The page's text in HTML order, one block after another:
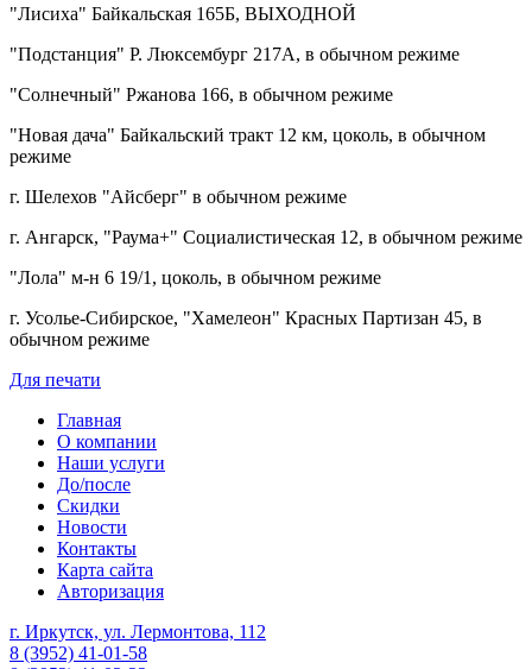
"Лисиха" Байкальская 165Б, ВЫХОДНОЙ
"Подстанция" Р. Люксембург 217А, в обычном режиме
"Солнечный" Ржанова 166, в обычном режиме
"Новая дача" Байкальский тракт 12 км, цоколь, в обычном
режиме
г. Шелехов "Айсберг" в обычном режиме
г. Ангарск, "Раума+" Социалистическая 12, в обычном режиме
"Лола" м-н 6 19/1, цоколь, в обычном режиме
г. Усолье-Сибирское, "Хамелеон" Красных Партизан 45, в
обычном режиме
Для печати
Главная
О компании
Наши услуги
До/после
Скидки
Новости
Контакты
Карта сайта
Авторизация
г. Иркутск, ул. Лермонтова, 112
8 (3952) 41-01-58